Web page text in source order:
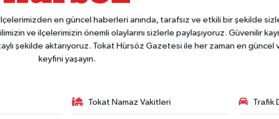
en güncel haberleri anında, tarafsız ve etkili bir şekilde
ve ilçelerimizin önemli olaylarını sizlerle paylaşıyoruz. Güvenilir
şekilde aktarıyoruz. Tokat Hürsöz Gazetesi ile her zaman en güncel
keyfini yaşayın.
Tokat Namaz Vakitleri Trafik